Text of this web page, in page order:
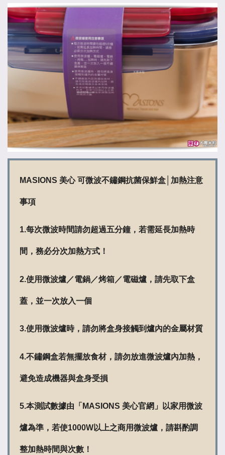
MASIONS 美心 可微波不鏽鋼抗菌保鮮盒│加熱注意
事項
1.每次微波時間請勿超過五分鐘，若需延長加熱時
間，務必分次加熱方式！
2.使用微波爐／電鍋／烤箱／電磁爐，請先取下盒
蓋，並一次放入一個
3.使用微波爐時，請勿將盒身接觸到爐內的金屬材質
4.不鏽鋼盒若無擺放食材，請勿放進微波爐內加熱，
避免造成機器與盒身受損
5.本測試數據由「MASIONS 美心官網」以家用微波
爐為準，若使1000W以上之商用微波爐，請斟酌調
整加熱時間與次數！